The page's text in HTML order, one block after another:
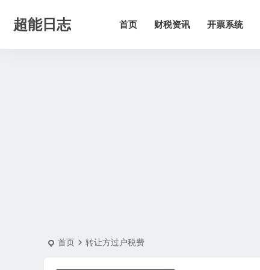
超能日志 首页 财税资讯 开票系统
首页 转让方过户税费